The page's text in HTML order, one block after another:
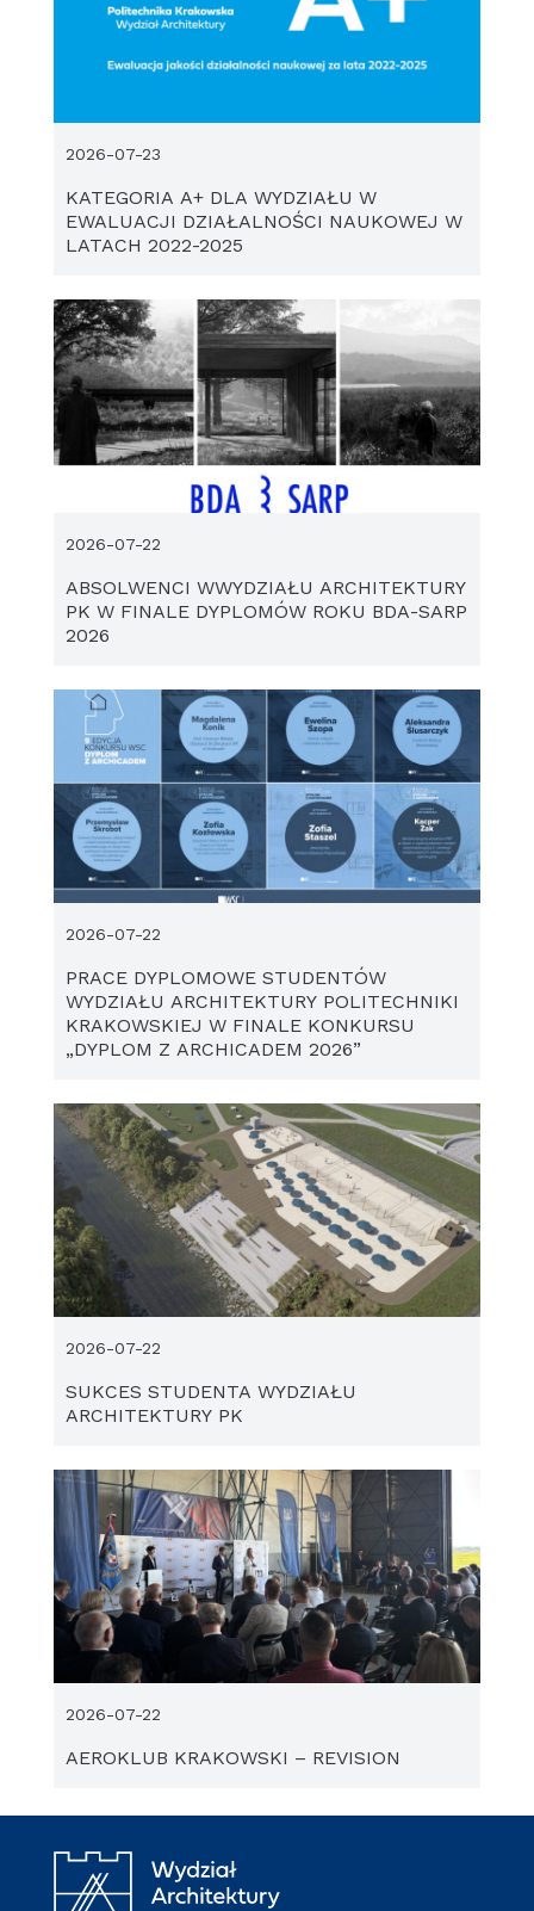
KATEGORIA A+ DLA WYDZIAŁU W
EWALUACJI DZIAŁALNOŚCI NAUKOWEJ W
LATACH 2022-2025
2026-07-23
ABSOLWENCI WWYDZIAŁU ARCHITEKTURY
PK W FINALE DYPLOMÓW ROKU BDA-SARP
2026
2026-07-22
PRACE DYPLOMOWE STUDENTÓW
WYDZIAŁU ARCHITEKTURY POLITECHNIKI
KRAKOWSKIEJ W FINALE KONKURSU
„DYPLOM Z ARCHICADEM 2026”
2026-07-22
SUKCES STUDENTA WYDZIAŁU
ARCHITEKTURY PK
2026-07-22
AEROKLUB KRAKOWSKI – REVISION
2026-07-22